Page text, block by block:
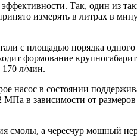
Так, один из
измерять в литрах в
с площадью порядка
формование
170 л/мин.
насос в состоянии
в зависимости от
смолы, а чересчур мощный